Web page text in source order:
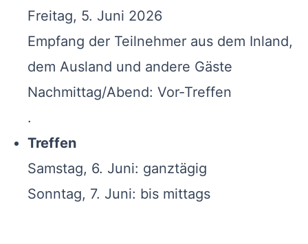
Freitag, 5. Juni 2026
Empfang der Teilnehmer aus dem Inland,
dem Ausland und andere Gäste
Nachmittag/Abend: Vor-Treffen
.
Treffen
Samstag, 6. Juni: ganztägig
Sonntag, 7. Juni: bis mittags